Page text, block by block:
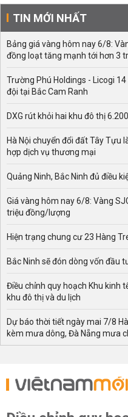
TIN MỚI NHẤT
Bảng giá vàng hôm nay 6/8:
đồng loạt tăng mạnh tới hơn 3
Trường Phú Holdings - Licogi
đội tại Bắc Cam Ranh
DXG rút khỏi hai khu đô thị
Hà Nội chuyển đổi đất Tây
hợp dịch vụ thương mại
Quảng Ninh, Bắc Ninh đủ điều
Giá vàng hôm nay 6/8: Vàng
triệu đồng/lượng
Hiện trạng chung cư 23 Hàng
Bắc Ninh sẽ đón dòng vốn đầu
Điều chỉnh quy hoạch Khu kinh
khu đô thị và du lịch
Dự báo thời tiết ngày mai 7/8
kèm mưa dông, Đà Nẵng mưa